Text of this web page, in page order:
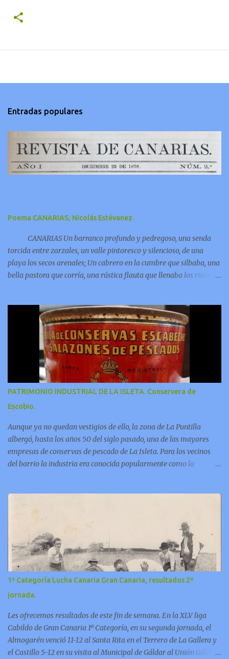
Entradas populares
Poema CANARIAS, Nicolás Estévanez.
CANARIAS Un barranco profundo y pedregoso, una senda
torcida entre zarzales, un valle pintoresco y silencioso, de una
playa los secos arenales; Un cabrero en la cumbre que silbaba, una
bella pastora que corría, una rústica flauta que llenaba los riscos y
PATRIMONIO INDUSTRIAL DE LA ISLETA. Conservera de
Escobio.
Aunque ya no quedan vestigios de ello, la zona de La Puntilla
albergó, hasta los años 50 del siglo pasado, una de las mayores
empresas de conservas de pescado de La Isleta. Para los vecinos
del barrio la industria era conocida popularmente como la
1ª Categoría Lucha Canaria Gran Canaria, resultados 2º
jornada.
Les ofrecemos resultados de este fin de semana. En la XLV liga
Cabildo de Gran Canaria 1ª Categoría, en su segunda jornada, el
Almogarén venció 11-12 al Santa Rita en el Terrero de La Gallera y
el Castillo 5-12 en su visita al Municipal de Gáldar al Unión Gáldar.